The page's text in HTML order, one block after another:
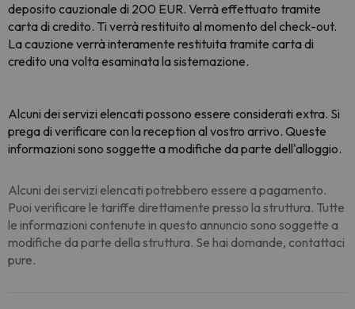
deposito cauzionale di 200 EUR. Verrà effettuato tramite
carta di credito. Ti verrà restituito al momento del check-out.
La cauzione verrà interamente restituita tramite carta di
credito una volta esaminata la sistemazione.
Alcuni dei servizi elencati possono essere considerati extra. Si
prega di verificare con la reception al vostro arrivo. Queste
informazioni sono soggette a modifiche da parte dell'alloggio.
Alcuni dei servizi elencati potrebbero essere a pagamento.
Puoi verificare le tariffe direttamente presso la struttura. Tutte
le informazioni contenute in questo annuncio sono soggette a
modifiche da parte della struttura. Se hai domande, contattaci
pure.